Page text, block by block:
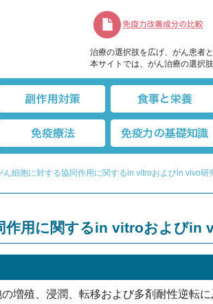
治療の選択肢を広げ、がん患者
本サイトでは、がん治療の選択
準治療 副作用対策
進医療 免疫療法
細胞に対する協同作用に関するin vitroおよびin vivo研
作用に関するin vitroおよびin
増殖、浸潤、転移および多剤耐性逆転